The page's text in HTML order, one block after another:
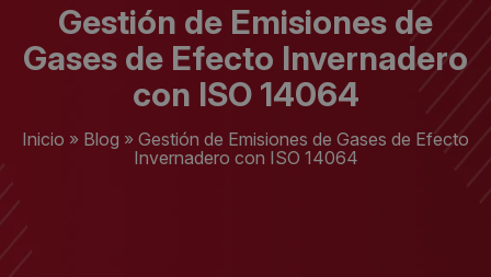
Gestión de Emisiones de
Gases de Efecto Invernadero
con ISO 14064
Inicio » Blog » Gestión de Emisiones de Gases de Efecto
Invernadero con ISO 14064